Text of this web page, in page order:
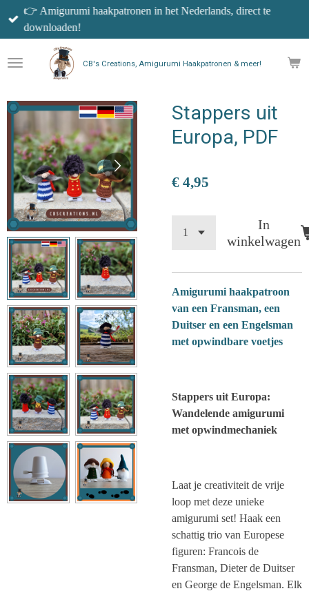
Ga
direct
de
hoofdinhoud
CB's Creations, Amigurumi Haakpatronen & meer!
👉 Amigurumi haakpatronen in het Nederlands, direct te
downloaden!
Stappers uit
Europa, PDF
€ 4,95
In
winkelwagen
Amigurumi haakpatroon
van een Fransman, een
Duitser en een Engelsman
met opwindbare voetjes
Stappers uit Europa:
Wandelende amigurumi
met opwindmechaniek
Laat je creativiteit de vrije
loop met deze unieke
amigurumi set! Haak een
schattig trio van Europese
figuren: Francois de
Fransman, Dieter de Duitser
en George de Engelsman. Elk